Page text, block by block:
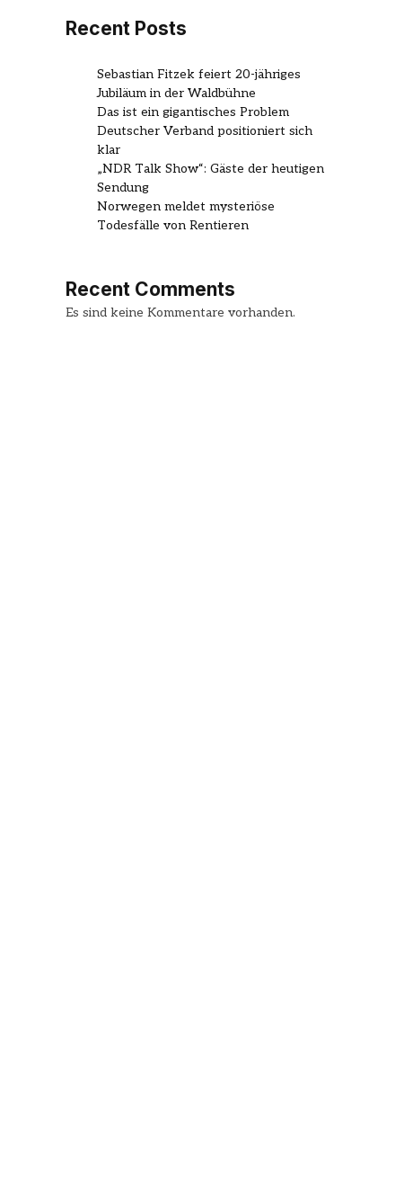
Recent Posts
Sebastian Fitzek feiert 20-jähriges
Jubiläum in der Waldbühne
Das ist ein gigantisches Problem
Deutscher Verband positioniert sich
klar
„NDR Talk Show“: Gäste der heutigen
Sendung
Norwegen meldet mysteriöse
Todesfälle von Rentieren
Recent Comments
Es sind keine Kommentare vorhanden.